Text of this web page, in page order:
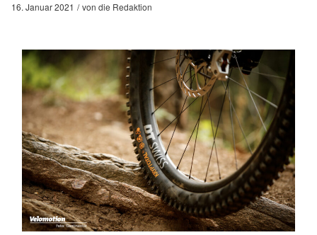
16. Januar 2021 von die Redaktion